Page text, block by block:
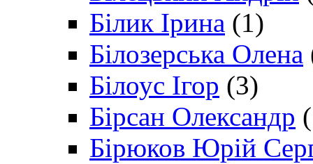
Білик Ірина (1)
Білозерська Олена
Білоус Ігор (3)
Бірсан Олександр
Бірюков Юрій